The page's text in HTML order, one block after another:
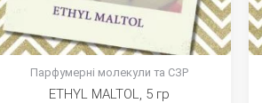
Парфумерні молекули та СЗР
ETHYL MALTOL, 5 гр